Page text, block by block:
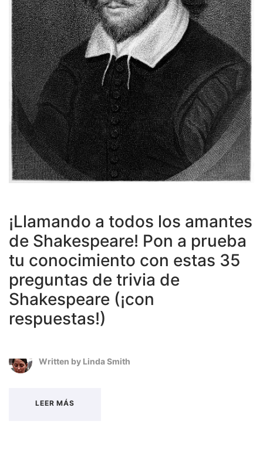
¡Llamando a todos los amantes
de Shakespeare! Pon a prueba
tu conocimiento con estas 35
preguntas de trivia de
Shakespeare (¡con
respuestas!)
Written by Linda Smith
LEER MÁS